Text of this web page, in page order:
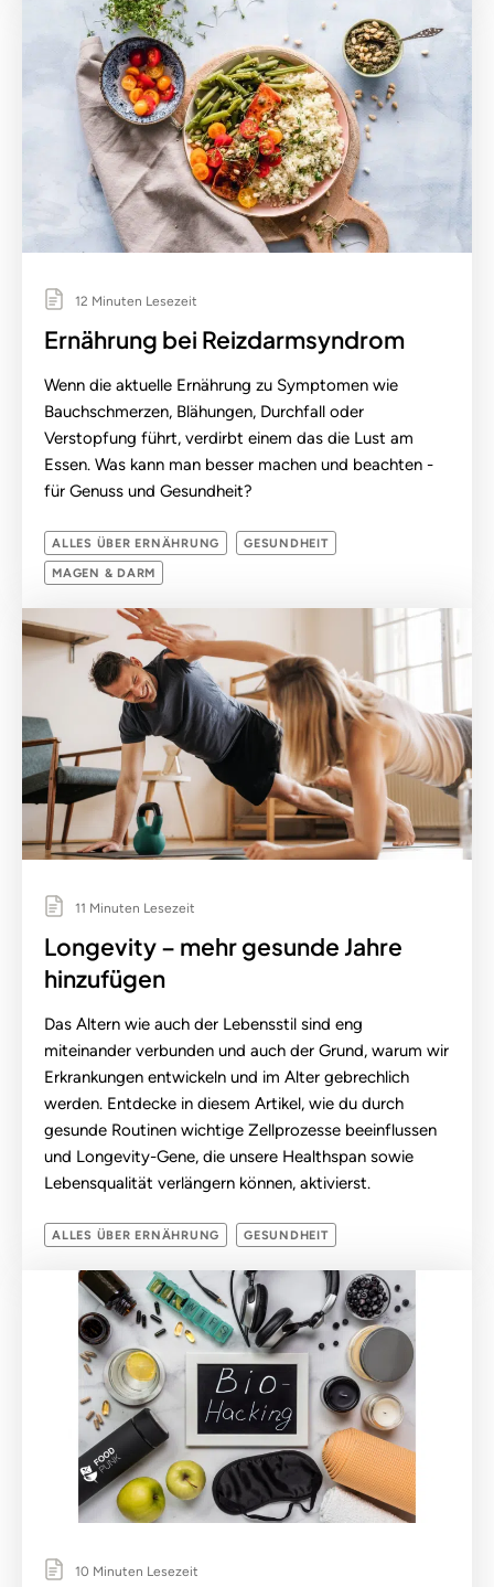
12 Minuten Lesezeit
Ernährung bei Reizdarmsyndrom
Wenn die aktuelle Ernährung zu Symptomen wie
Bauchschmerzen, Blähungen, Durchfall oder
Verstopfung führt, verdirbt einem das die Lust am
Essen. Was kann man besser machen und beachten -
für Genuss und Gesundheit?
ALLES ÜBER ERNÄHRUNG GESUNDHEIT
MAGEN & DARM
11 Minuten Lesezeit
Longevity – mehr gesunde Jahre
hinzufügen
Das Altern wie auch der Lebensstil sind eng
miteinander verbunden und auch der Grund, warum wir
Erkrankungen entwickeln und im Alter gebrechlich
werden. Entdecke in diesem Artikel, wie du durch
gesunde Routinen wichtige Zellprozesse beeinflussen
und Longevity-Gene, die unsere Healthspan sowie
Lebensqualität verlängern können, aktivierst.
ALLES ÜBER ERNÄHRUNG GESUNDHEIT
10 Minuten Lesezeit